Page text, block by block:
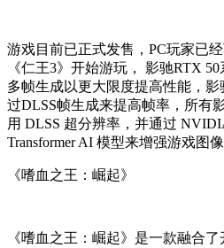
游戏目前已正式发售，PC玩家已
《仁王3》开始游玩， 影驰RTX
多帧生成以更大限度提高性能，影
过DLSS帧生成来提高帧率，所有
用 DLSS 超分辨率，并通过
Transformer AI 模型来增强游戏图像
《嗜血之王：崛起》
《嗜血之王：崛起》是一款融合